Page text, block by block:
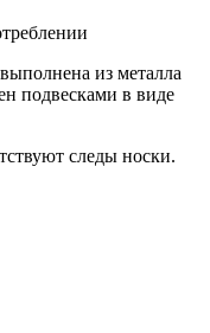
из металла
подвесками в виде
следы носки.